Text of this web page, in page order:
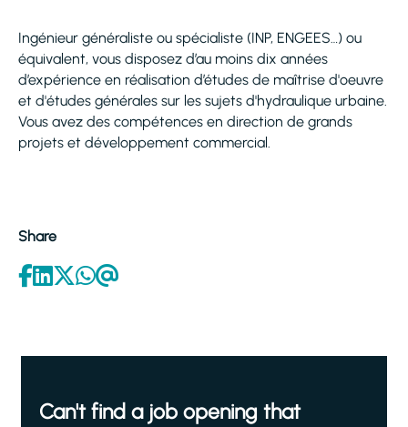
Ingénieur généraliste ou spécialiste (INP, ENGEES…) ou
équivalent, vous disposez d’au moins dix années
d’expérience en réalisation d’études de maîtrise d'oeuvre
et d'études générales sur les sujets d'hydraulique urbaine.
Vous avez des compétences en direction de grands
projets et développement commercial.
Share
Can't find a job opening that